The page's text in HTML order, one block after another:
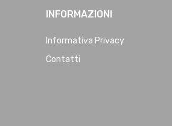
INFORMAZIONI
Informativa Privacy
Contatti